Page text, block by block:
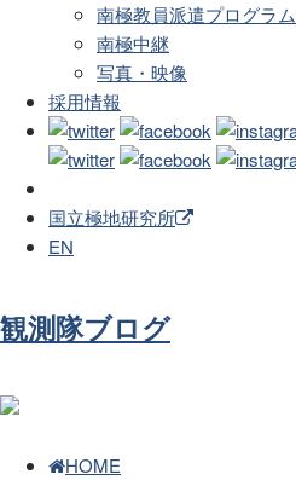
南極教員派遣プログラム
南極中継
写真・映像
採用情報
国立極地研究所
EN
観測隊ブログ
HOME